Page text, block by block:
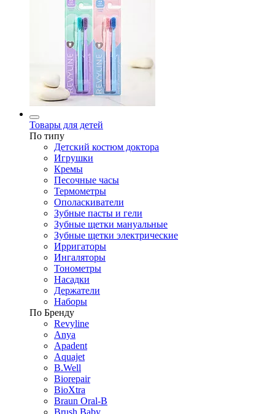
Товары для детей
По типу
Детский костюм доктора
Игрушки
Кремы
Песочные часы
Термометры
Ополаскиватели
Зубные пасты и гели
Зубные щетки мануальные
Зубные щетки электрические
Ирригаторы
Ингаляторы
Тонометры
Насадки
Держатели
Наборы
По Бренду
Revyline
Anya
Apadent
Aquajet
B.Well
Biorepair
BioXtra
Braun Oral-B